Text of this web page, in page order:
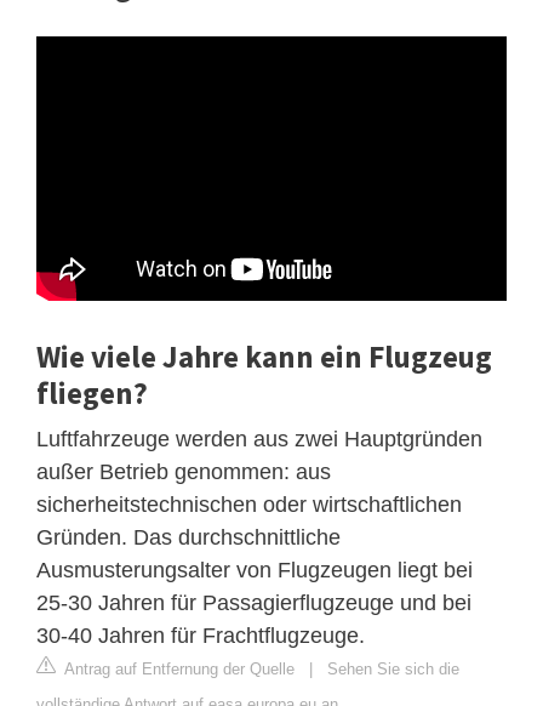
Wie viele Jahre kann ein Flugzeug
fliegen?
Luftfahrzeuge werden aus zwei Hauptgründen
außer Betrieb genommen: aus
sicherheitstechnischen oder wirtschaftlichen
Gründen. Das durchschnittliche
Ausmusterungsalter von Flugzeugen liegt bei
25-30 Jahren für Passagierflugzeuge und bei
30-40 Jahren für Frachtflugzeuge.
Antrag auf Entfernung der Quelle | Sehen Sie sich die